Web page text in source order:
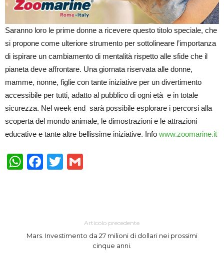
Saranno loro le prime donne a ricevere questo titolo speciale, che
si propone come ulteriore strumento per sottolineare l’importanza
di ispirare un cambiamento di mentalità rispetto alle sfide che il
pianeta deve affrontare. Una giornata riservata alle donne,
mamme, nonne, figlie con tante iniziative per un divertimento
accessibile per tutti, adatto al pubblico di ogni età e in totale
sicurezza. Nel week end sarà possibile esplorare i percorsi alla
scoperta del mondo animale, le dimostrazioni e le attrazioni
educative e tante altre bellissime iniziative. Info www.zoomarine.it
WhatsApp
Facebook
Twitter
Articolo precedente
Mars. Investimento da 27 milioni di dollari nei prossimi
cinque anni.